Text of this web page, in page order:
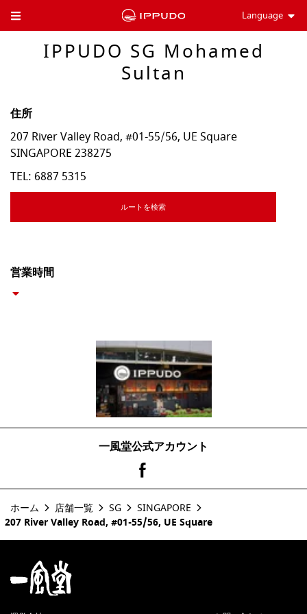
Toggle Header Menu Language
IPPUDO SG Mohamed
Sultan
住所
207 River Valley Road, #01-55/56, UE Square
SINGAPORE 238275
TEL: 6887 5315
ルートを検索
営業時間
一風堂公式アカウント
ホーム 店舗一覧 SG
SINGAPORE
207 River Valley Road, #01-55/56, UE Square